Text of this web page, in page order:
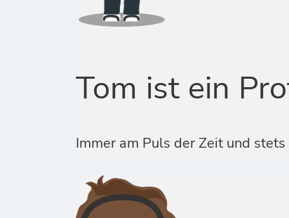
Tom ist ein
Immer am Puls der Zeit und